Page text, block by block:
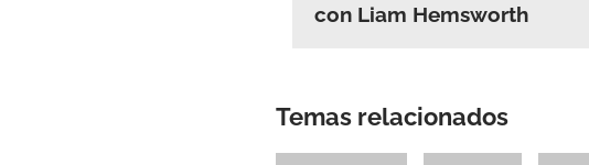
con Liam Hemsworth
Temas relacionados